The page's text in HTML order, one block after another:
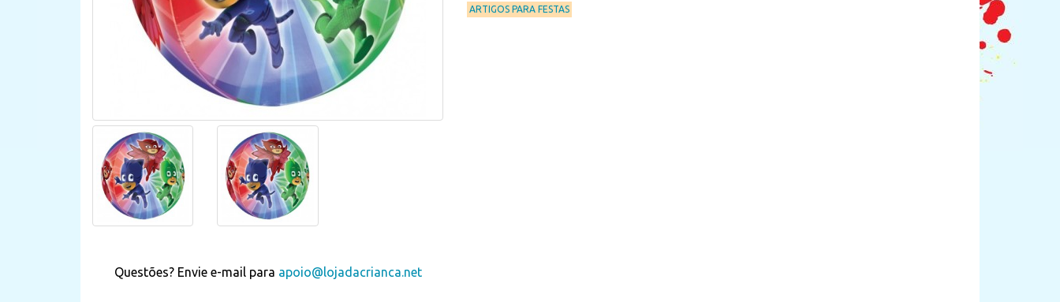
Questões? Envie e-mail para apoio@lojadacrianca.net
ARTIGOS PARA FESTAS